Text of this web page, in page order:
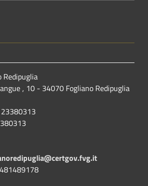
Redipuglia
, 10 - 34070 Fogliano Redipuglia